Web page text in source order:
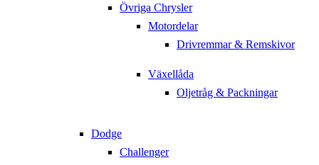
Övriga Chrysler
Motordelar
Drivremmar & Remskivor
Växellåda
Oljetråg & Packningar
Dodge
Challenger